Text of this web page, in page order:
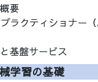
要
クティショナー（
基盤サービス
学習の基礎